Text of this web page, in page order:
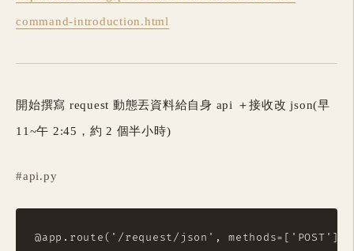
command-introduction.html
開始撰寫 request 動態丟資料給自身 api ＋接收改 json(早
11~午 2:45，約 2 個半小時)
#api.py
@app.route('/request/json', methods=['POST'])